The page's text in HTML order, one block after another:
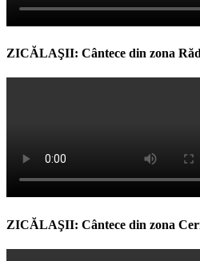
ZICĂLAŞII: Cântece din zona
ZICĂLAŞII: Cântece din zona